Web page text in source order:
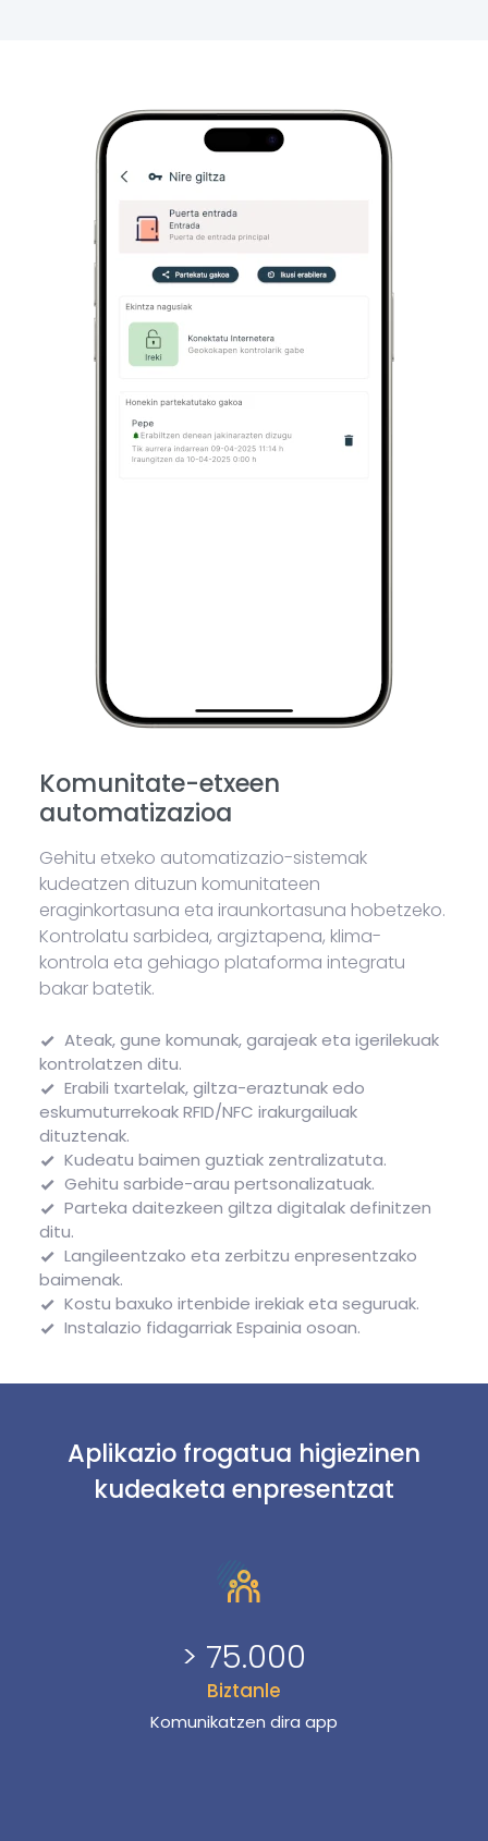
Komunitate-etxeen
automatizazioa
Gehitu etxeko automatizazio-sistemak
kudeatzen dituzun komunitateen
eraginkortasuna eta iraunkortasuna hobetzeko.
Kontrolatu sarbidea, argiztapena, klima-
kontrola eta gehiago plataforma integratu
bakar batetik.
Ateak, gune komunak, garajeak eta igerilekuak
kontrolatzen ditu.
Erabili txartelak, giltza-eraztunak edo
eskumuturrekoak RFID/NFC irakurgailuak
dituztenak.
Kudeatu baimen guztiak zentralizatuta.
Gehitu sarbide-arau pertsonalizatuak.
Parteka daitezkeen giltza digitalak definitzen
ditu.
Langileentzako eta zerbitzu enpresentzako
baimenak.
Kostu baxuko irtenbide irekiak eta seguruak.
Instalazio fidagarriak Espainia osoan.
Aplikazio frogatua higiezinen
kudeaketa enpresentzat
> 75.000
Biztanle
Komunikatzen dira app